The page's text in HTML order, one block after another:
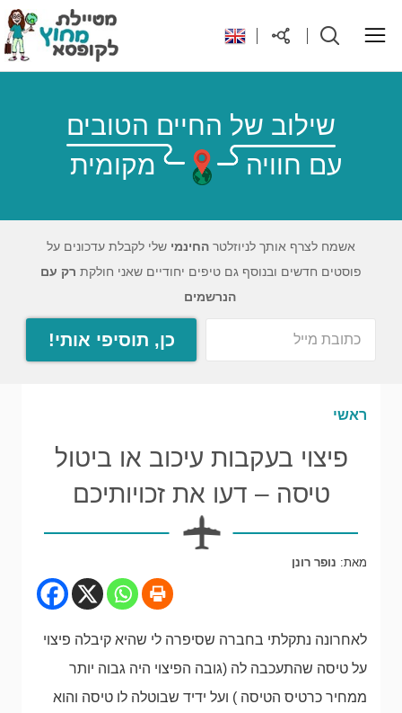
יעדים בעולם
טיפים והנחות לטיול
אודות
שילוב של החיים הטובים
עם חוויה
מקומית
אשמח לצרף אותך לניוזלטר החינמי שלי לקבלת עדכונים על
פוסטים חדשים ובנוסף גם טיפים יחודיים שאני חולקת רק עם
הנרשמים
כן, תוסיפי אותי!
ראשי
פיצוי בעקבות עיכוב או ביטול
טיסה – דעו את זכויותיכם
מאת: נופר רונן
לאחרונה נתקלתי בחברה שסיפרה לי שהיא קיבלה פיצוי
על טיסה שהתעכבה לה (גובה הפיצוי היה גבוה יותר
ממחיר כרטיס הטיסה ) ועל ידיד שבוטלה לו טיסה והוא